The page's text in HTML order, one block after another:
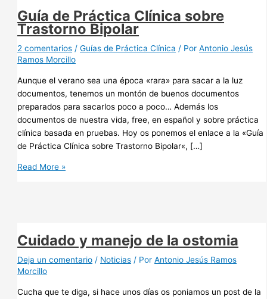
Guía de Práctica Clínica sobre
Trastorno Bipolar
2 comentarios /Guías de Práctica Clínica / PorAntonio Jesús
Ramos Morcillo
Aunque el verano sea una época «rara» para sacar a la luz
documentos, tenemos un montón de buenos documentos
preparados para sacarlos poco a poco… Además los
documentos de nuestra vida, free, en español y sobre práctica
clínica basada en pruebas. Hoy os ponemos el enlace a la «Guía
de Práctica Clínica sobre Trastorno Bipolar«, […]
Guía
Trastorno
Bipolar
Read More »
Cuidado y manejo de la ostomia
Deja un comentario / Noticias / PorAntonio Jesús Ramos
Morcillo
Cucha que te diga, si hace unos días os poniamos un post de la